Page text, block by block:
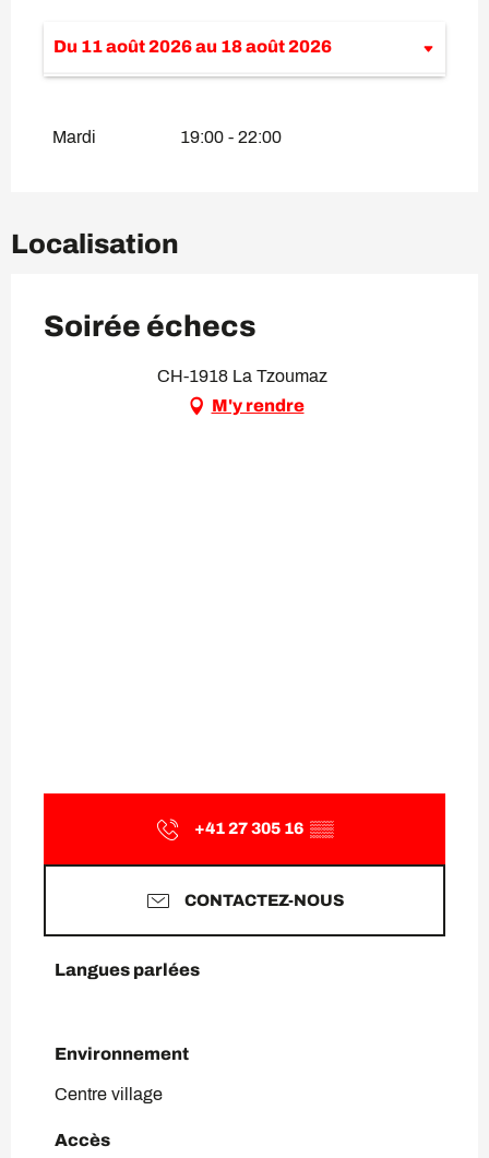
Du 11 août 2026au 18 août 2026
Mardi 19:00 - 22:00
Localisation
Soirée échecs
CH-1918 La Tzoumaz
M'y rendre
+41 27 305 16 ▒▒
CONTACTEZ-NOUS
Langues parlées
Langues parlées
Environnement
Environnement
Centre village
Accès
Accès